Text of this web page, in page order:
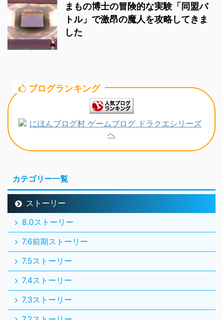
まもの博士の冒険的な実験「同盟バ
トル」で激昂の魔人を攻略してきま
した
ブログランキング
カテゴリー一覧
ストーリー
8.0ストーリー
7.6前期ストーリー
7.5ストーリー
7.4ストーリー
7.3ストーリー